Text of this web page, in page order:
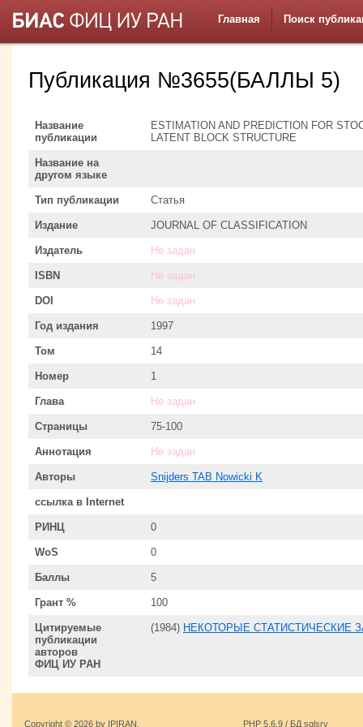
Главная Поиск
Публикация №3655(БАЛЛЫ 5)
Название
публикации
ESTIMATION AND PREDICTION FOR
LATENT BLOCK STRUCTURE
Название на
другом языке
Тип публикации Статья
Издание JOURNAL OF CLASSIFICATION
Издатель Не задан
ISBN Не задан
DOI Не задан
Год издания 1997
Том 14
Номер 1
Глава Не задан
Страницы 75-100
Аннотация Не задан
Авторы Snijders TAB Nowicki K
ссылка в Internet
РИНЦ 0
WoS 0
Баллы 5
Грант % 100
Цитируемые
публикации
авторов
ФИЦ ИУ РАН
(1984) НЕКОТОРЫЕ СТАТИСТИЧЕСКИЕ
Copyright © 2026 by IPIRAN.
PHP 5.6.9 / БД sqlsrv